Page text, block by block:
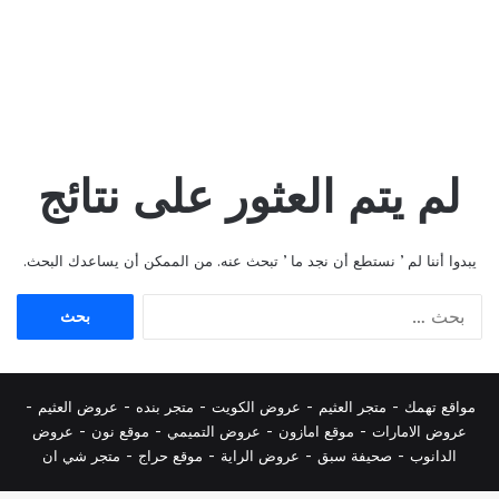
لم يتم العثور على نتائج
يبدوا أننا لم ’ نستطع أن نجد ما ’ تبحث عنه. من الممكن أن يساعدك البحث.
مواقع تهمك - متجر العثيم - عروض الكويت - متجر بنده - عروض العثيم -
عروض الامارات - موقع امازون - عروض التميمي - موقع نون - عروض
الدانوب - صحيفة سبق - عروض الراية - موقع حراج - متجر شي ان